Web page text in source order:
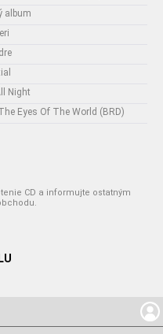
album
Night
Eyes Of The World (BRD)
CD a informujte ostatným